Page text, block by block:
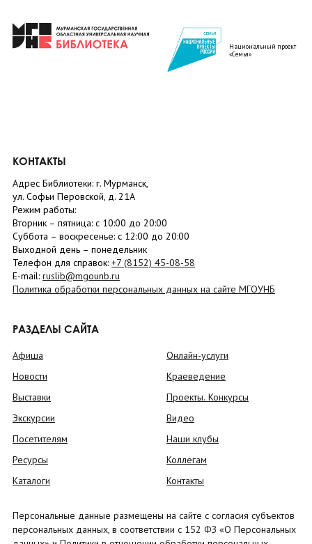
Национальный проект
«Семья»
КОНТАКТЫ
Адрес Библиотеки: г. Мурманск,
ул. Софьи Перовской, д. 21А
Режим работы:
Вторник – пятница: с 10:00 до 20:00
Суббота – воскресенье: c 12:00 до 20:00
Выходной день – понедельник
Телефон для справок: +7 (8152) 45-08-58
E-mail: ruslib@mgounb.ru
Политика обработки персональных данных на сайте МГОУНБ
РАЗДЕЛЫ САЙТА
Афиша
Новости
Выставки
Экскурсии
Посетителям
Ресурсы
Каталоги
Онлайн-услуги
Краеведение
Проекты. Конкурсы
Видео
Наши клубы
Коллегам
Контакты
Персональные данные размещены на сайте с согласия субъектов
персональных данных, в соответствии с 152 ФЗ «О Персональных